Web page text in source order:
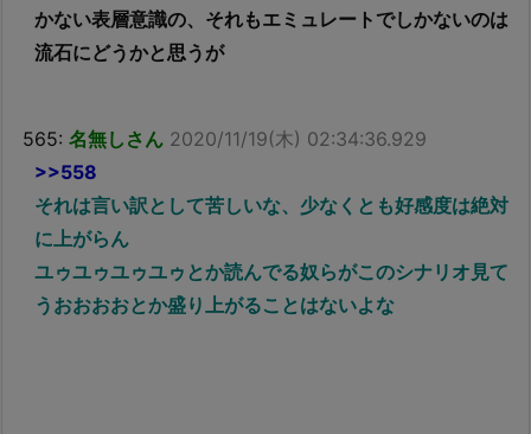
かない表層意識の、それもエミュレートでしかないのは
流石にどうかと思うが
565: 名無しさん 2020/11/19(木) 02:34:36.929
>>558
それは言い訳として苦しいな、少なくとも好感度は絶対
に上がらん
ユゥユゥユゥユゥとか読んでる奴らがこのシナリオ見て
うおおおおとか盛り上がることはないよな